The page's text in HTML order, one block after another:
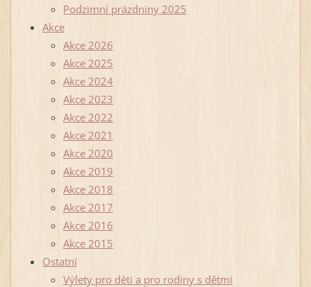
Podzimní prázdniny 2025
Akce
Akce 2026
Akce 2025
Akce 2024
Akce 2023
Akce 2022
Akce 2021
Akce 2020
Akce 2019
Akce 2018
Akce 2017
Akce 2016
Akce 2015
Ostatní
Výlety pro děti a pro rodiny s dětmi